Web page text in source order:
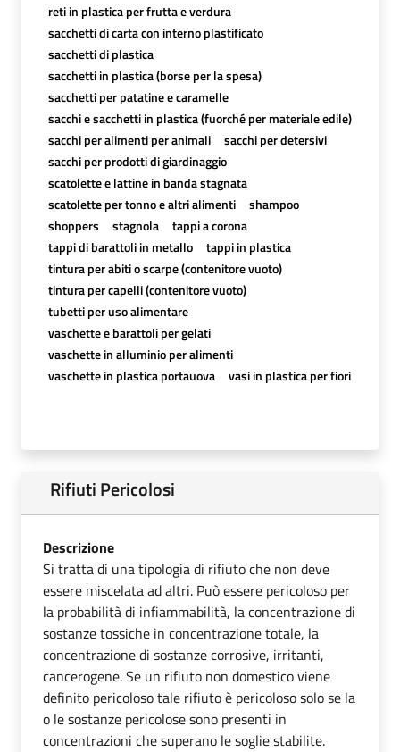
reti in plastica per frutta e verdura
sacchetti di carta con interno plastificato
sacchetti di plastica
sacchetti in plastica (borse per la spesa)
sacchetti per patatine e caramelle
sacchi e sacchetti in plastica (fuorché per materiale edile)
sacchi per alimenti per animali
sacchi per detersivi
sacchi per prodotti di giardinaggio
scatolette e lattine in banda stagnata
scatolette per tonno e altri alimenti
shampoo
shoppers
stagnola
tappi a corona
tappi di barattoli in metallo
tappi in plastica
tintura per abiti o scarpe (contenitore vuoto)
tintura per capelli (contenitore vuoto)
tubetti per uso alimentare
vaschette e barattoli per gelati
vaschette in alluminio per alimenti
vaschette in plastica portauova
vasi in plastica per fiori
Rifiuti Pericolosi
Descrizione
Si tratta di una tipologia di rifiuto che non deve
essere miscelata ad altri. Può essere pericoloso per
la probabilità di infiammabilità, la concentrazione di
sostanze tossiche in concentrazione totale, la
concentrazione di sostanze corrosive, irritanti,
cancerogene. Se un rifiuto non domestico viene
definito pericoloso tale rifiuto è pericoloso solo se la
o le sostanze pericolose sono presenti in
concentrazioni che superano le soglie stabilite.